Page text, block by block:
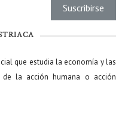
que estudia la economía y las
la acción humana o acción